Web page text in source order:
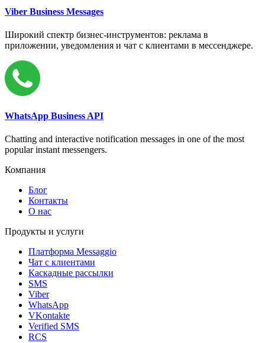
Viber Business Messages
Широкий спектр бизнес-инструментов: реклама в
приложении, уведомления и чат с клиентами в мессенджере.
WhatsApp Business API
Chatting and interactive notification messages in one of the most
popular instant messengers.
Компания
Блог
Контакты
О нас
Продукты и услуги
Платформа Messaggio
Чат с клиентами
Каскадные рассылки
SMS
Viber
WhatsApp
VKontakte
Verified SMS
RCS